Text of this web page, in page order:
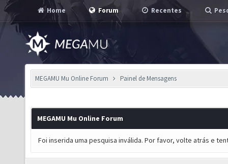
Home Forum Recentes
MEGAMU Mu Online Forum Painel de Mensagens
MEGAMU Mu Online Forum
Foi inserida uma pesquisa inválida. Por favor, volte atrás e